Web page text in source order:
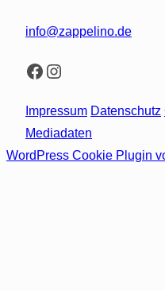
info@zappelino.de
Facebook
Instagram
Impressum Datenschutz
Mediadaten
WordPress Cookie Plugin